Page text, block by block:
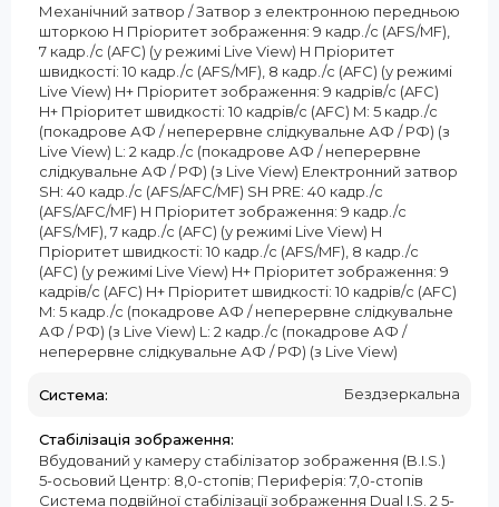
Механічний затвор / Затвор з електронною передньою
шторкою H Пріоритет зображення: 9 кадр./с (AFS/MF),
7 кадр./с (AFC) (у режимі Live View) H Пріоритет
швидкості: 10 кадр./с (AFS/MF), 8 кадр./с (AFC) (у режимі
Live View) H+ Пріоритет зображення: 9 кадрів/с (AFC)
H+ Пріоритет швидкості: 10 кадрів/с (AFC) M: 5 кадр./с
(покадрове АФ / неперервне слідкувальне АФ / РФ) (з
Live View) L: 2 кадр./с (покадрове АФ / неперервне
слідкувальне АФ / РФ) (з Live View) Електронний затвор
SH: 40 кадр./с (AFS/AFC/MF) SH PRE: 40 кадр./с
(AFS/AFC/MF) H Пріоритет зображення: 9 кадр./с
(AFS/MF), 7 кадр./с (AFC) (у режимі Live View) H
Пріоритет швидкості: 10 кадр./с (AFS/MF), 8 кадр./с
(AFC) (у режимі Live View) H+ Пріоритет зображення: 9
кадрів/с (AFC) H+ Пріоритет швидкості: 10 кадрів/с (AFC)
M: 5 кадр./с (покадрове АФ / неперервне слідкувальне
АФ / РФ) (з Live View) L: 2 кадр./с (покадрове АФ /
неперервне слідкувальне АФ / РФ) (з Live View)
Система: Бездзеркальна
Стабілізація зображення:
Вбудований у камеру стабілізатор зображення (B.I.S.)
5-осьовий Центр: 8,0-стопів; Периферія: 7,0-стопів
Система подвійної стабілізації зображення Dual I.S. 2 5-